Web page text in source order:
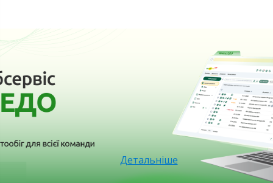
Детальніше